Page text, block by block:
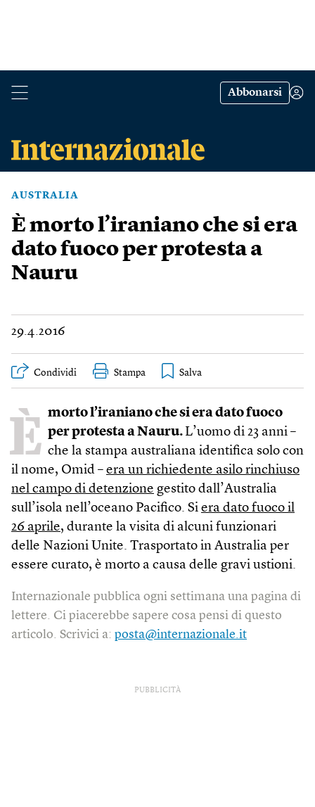
Abbonarsi
AUSTRALIA
È morto l’iraniano che si era
dato fuoco per protesta a
Nauru
29.4.2016
Condividi Stampa
È morto l’iraniano che si era dato fuoco
per protesta a Nauru. L’uomo di 23 anni –
che la stampa australiana identifica solo con
il nome, Omid – era un richiedente asilo rinchiuso
nel campo di detenzione gestito dall’Australia
sull’isola nell’oceano Pacifico. Si era dato fuoco il
26 aprile, durante la visita di alcuni funzionari
delle Nazioni Unite. Trasportato in Australia per
essere curato, è morto a causa delle gravi ustioni.
Internazionale pubblica ogni settimana una pagina di
lettere. Ci piacerebbe sapere cosa pensi di questo
articolo. Scrivici a: posta@internazionale.it
PUBBLICITÀ